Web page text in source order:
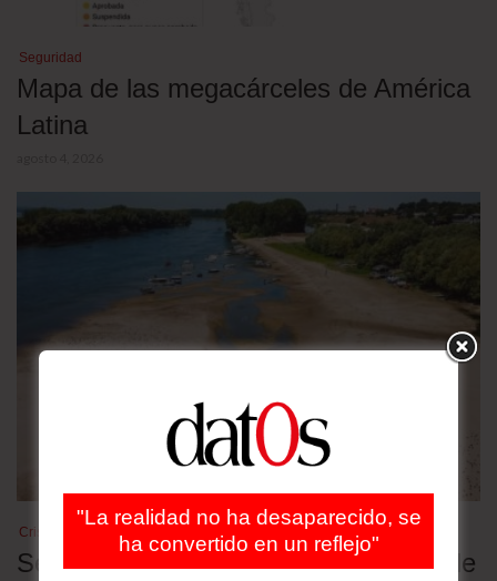
Seguridad
Mapa de las megacárceles de América
Latina
Crisis climática
Sequía en el Danubio revive buques de
"La realidad no ha desaparecido, se
ha convertido en un reflejo"